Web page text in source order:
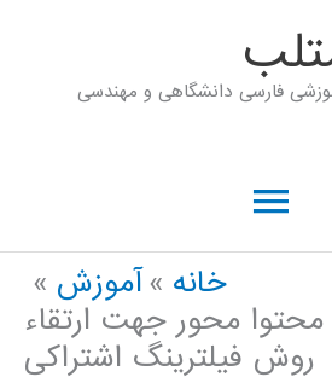
فارسی دانشگاهی و مهندسی
فهرست
اصلی
خانه
آموزش
محور جهت ارتقاء
روش فیلترینگ اشتراکی